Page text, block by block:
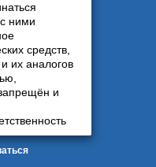
ними
средств,
их аналогов
и